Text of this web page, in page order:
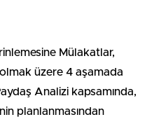
Mülakatlar,
üzere 4 aşamada
Analizi kapsamında,
planlanmasından